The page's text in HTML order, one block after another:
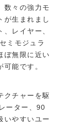
数々の強力モ
が生まれまし
レイヤー、
ミモジュラ
ぼ無限に近い
能です。
クチャーを駆
ーター、90
いやすいユー